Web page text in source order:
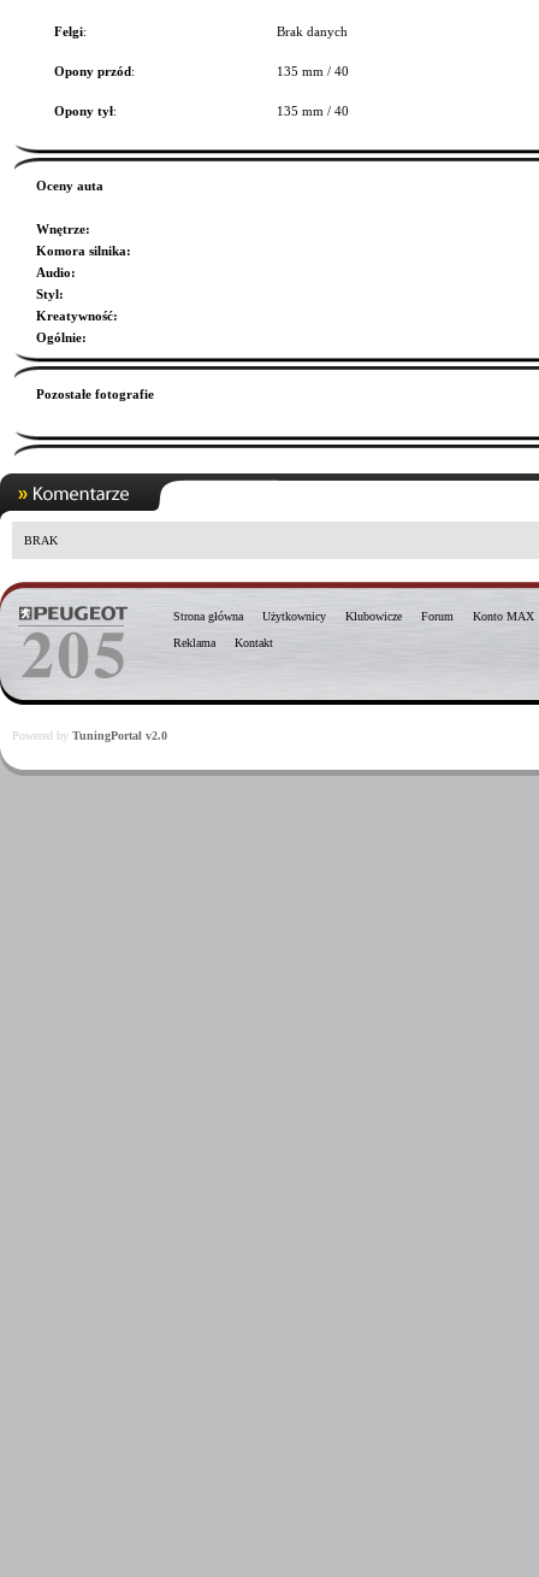
Felgi: Brak danych
Opony przód: 135 mm / 40
Opony tył: 135 mm / 40
Oceny auta
Wnętrze:
Komora silnika:
Audio:
Styl:
Kreatywność:
Ogólnie:
Pozostałe fotografie
BRAK
Strona główna Użytkownicy Klubowicze Forum
Konto MAX
Reklama
Kontakt
Powered by TuningPortal v2.0